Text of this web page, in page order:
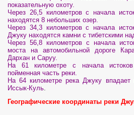
показательную охоту.
Через 26,5 километров с начала
находятся 8 небольших озер.
Через 34,3 километров с начала
Джуку находятся камни с тибетскими
Через 56,8 километров с начала
моста на автомобильной дороге
Дархан и Саруу.
На 61 километре с начала
пойменная часть реки.
На 64 километре река Джуку впадает
Иссык-Куль
Географические координаты реки